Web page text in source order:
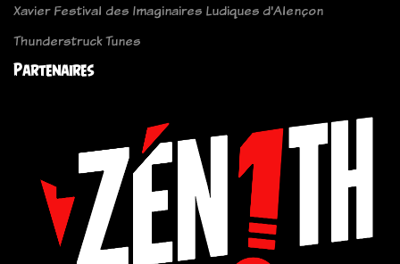
Xavier Festival des Imaginaires Ludiques d'Alençon
Thunderstruck Tunes
Partenaires